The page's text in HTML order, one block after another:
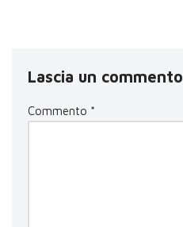
Lascia un commento
Commento *